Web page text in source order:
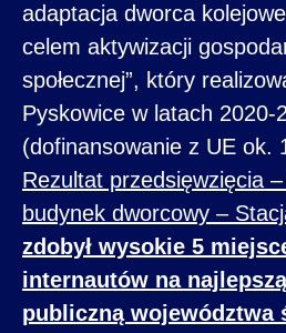
adaptacja dworca
celem aktywizacji
społecznej”, który
Pyskowice w latach 2020-
(dofinansowanie z UE ok.
Rezultat przedsięwzięcia
budynek dworcowy –
zdobył wysokie 5
internautów na
publiczną województwa